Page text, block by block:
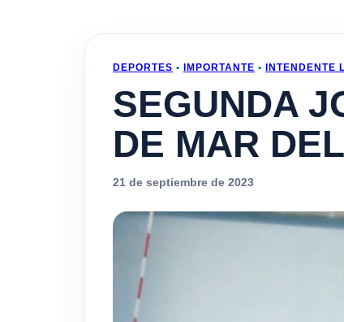
DEPORTES • IMPORTANTE • INTENDENTE
SEGUNDA
DE MAR
21 de septiembre de 2023